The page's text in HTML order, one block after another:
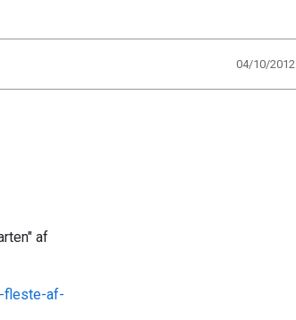
04/10/2012
af
fleste-af-